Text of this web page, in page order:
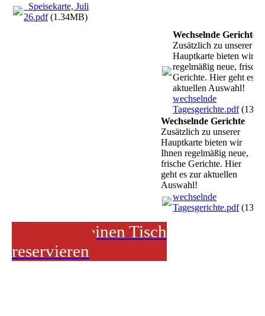
_Speisekarte, Juli
26.pdf(1.34MB)
Wechselnde Gerichte
Zusätzlich zu unserer
Hauptkarte bieten wir
regelmäßig neue, frische
Gerichte. Hier geht es
aktuellen Auswahl!
wechselnde
Tagesgerichte.pdf
Wechselnde Gerichte
Zusätzlich zu unserer
Hauptkarte bieten wir
Ihnen regelmäßig neue,
frische Gerichte. Hier
geht es zur aktuellen
Auswahl!
wechselnde
Tagesgerichte.pdf
Jetzt hier einen Tisch
reservieren